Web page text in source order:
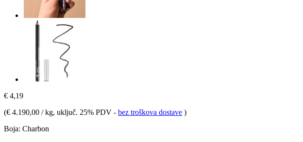
€ 4,19
(€ 4.190,00 / kg, uključ. 25% PDV - bez troškova dostave )
Boja: Charbon